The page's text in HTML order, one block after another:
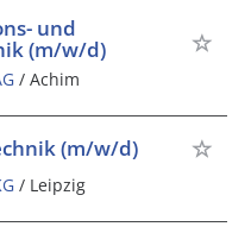
und
(m/w/d)
/ Achim
(m/w/d)
/ Leipzig